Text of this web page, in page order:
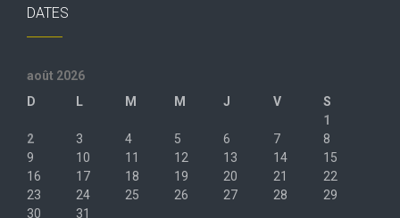
DATES
août 2026
D
L M M J V
S
1
2
3 4 5 6 7
8
9
10 11 12 13 14
15
16
17 18 19 20 21
22
23
24 25 26 27 28
29
30
31